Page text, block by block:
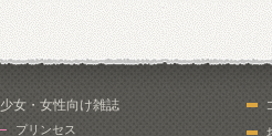
少女・女性向け雑誌
プリンセス